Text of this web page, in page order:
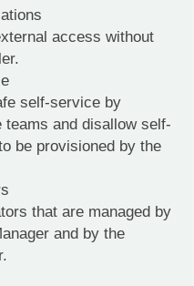
access without
self-service by
and disallow self-
be provisioned by the
that are managed by
and by the